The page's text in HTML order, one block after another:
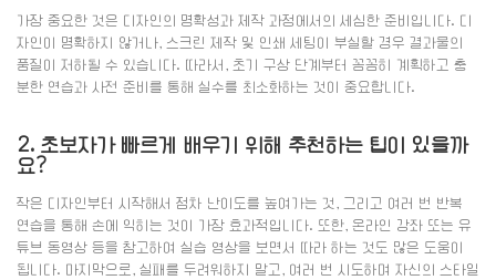
가장 중요한 것은 디자인의 명확성과 제작 과정에서의 세심한 준비입니다. 디
자인이 명확하지 않거나, 스크린 제작 및 인쇄 세팅이 부실할 경우 결과물의
품질이 저하될 수 있습니다. 따라서, 초기 구상 단계부터 꼼꼼히 계획하고 충
분한 연습과 사전 준비를 통해 실수를 최소화하는 것이 중요합니다.
2. 초보자가 빠르게 배우기 위해 추천하는 팁이 있을까
요?
작은 디자인부터 시작해서 점차 난이도를 높여가는 것, 그리고 여러 번 반복
연습을 통해 손에 익히는 것이 가장 효과적입니다. 또한, 온라인 강좌 또는 유
튜브 동영상 등을 참고하여 실습 영상을 보면서 따라 하는 것도 많은 도움이
됩니다. 마지막으로, 실패를 두려워하지 말고, 여러 번 시도하며 자신의 스타일